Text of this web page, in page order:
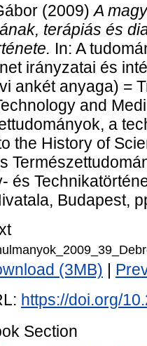
(2009)A
terápiás és
In: A
irányzatai és
ankét anyaga) =
and
a
the History of
és
Budapest,
(3MB)
https://doi.org/
Section